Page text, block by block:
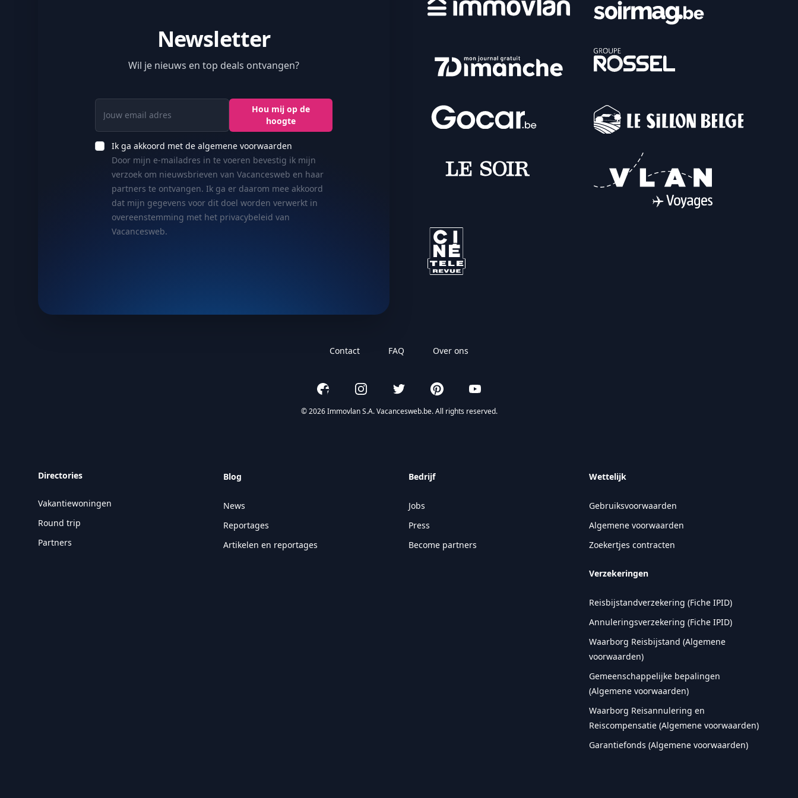
Newsletter
Wil je nieuws en top deals ontvangen?
Jouw email adres
Hou mij op de
hoogte
Ik ga akkoord met de algemene voorwaarden
Door mijn e-mailadres in te voeren bevestig ik mijn
verzoek om nieuwsbrieven van Vacancesweb en haar
partners te ontvangen. Ik ga er daarom mee akkoord
dat mijn gegevens voor dit doel worden verwerkt in
overeenstemming met het privacybeleid van
Vacancesweb.
Contact FAQ Over ons
FacebookInstagramTwitter PinterestYouTube
© 2026 Immovlan S.A. Vacancesweb.be. All rights reserved.
Directories
Vakantiewoningen
Round trip
Partners
Blog
News
Reportages
Artikelen en reportages
Bedrijf
Jobs
Press
Become partners
Wettelijk
Gebruiksvoorwaarden
Algemene voorwaarden
Zoekertjes contracten
Verzekeringen
Reisbijstandverzekering (Fiche IPID)
Annuleringsverzekering (Fiche IPID)
Waarborg Reisbijstand (Algemene
voorwaarden)
Gemeenschappelijke bepalingen
(Algemene voorwaarden)
Waarborg Reisannulering en
Reiscompensatie (Algemene voorwaarden)
Garantiefonds (Algemene voorwaarden)